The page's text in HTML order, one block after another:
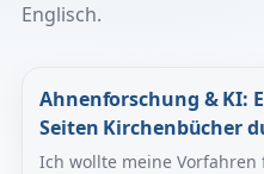
Englisch.
Ahnenforschung & KI:
Seiten Kirchenbücher
Ich wollte meine